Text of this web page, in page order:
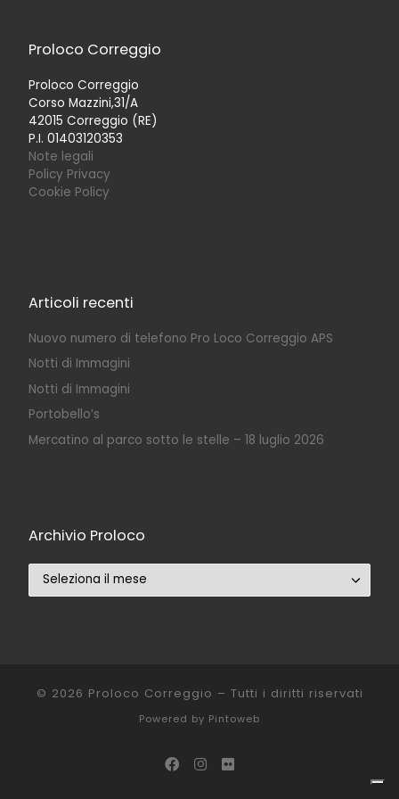
Proloco Correggio
Proloco Correggio
Corso Mazzini,31/A
42015 Correggio (RE)
P.I. 01403120353
Note legali
Policy Privacy
Cookie Policy
Articoli recenti
Nuovo numero di telefono Pro Loco Correggio APS
Notti di Immagini
Notti di Immagini
Portobello’s
Mercatino al parco sotto le stelle – 18 luglio 2026
Archivio Proloco
© 2026 Proloco Correggio – Tutti i diritti riservati
Powered by Pintoweb